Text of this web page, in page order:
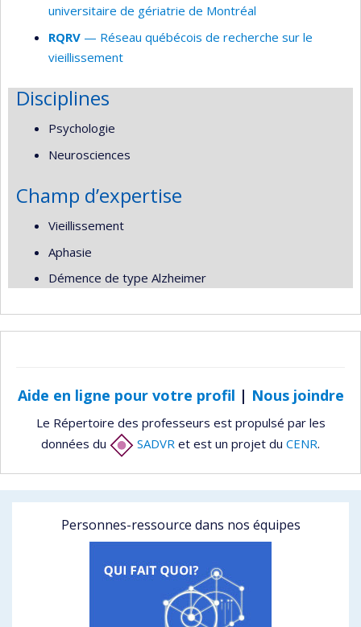
universitaire de gériatrie de Montréal
RQRV — Réseau québécois de recherche sur le
vieillissement
Disciplines
Psychologie
Neurosciences
Champ d’expertise
Vieillissement
Aphasie
Démence de type Alzheimer
Aide en ligne pour votre profil | Nous joindre
Le Répertoire des professeurs est propulsé par les
données du
SADVR et est un projet du CENR.
Personnes-ressource dans nos équipes